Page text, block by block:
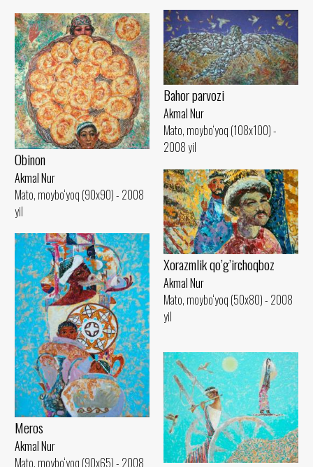
Bahor parvozi
Akmal Nur
Mato, moybo‘yoq (108x100) -
2008 yil
Obinon
Akmal Nur
Mato, moybo‘yoq (90x90) - 2008
yil
Xorazmlik qo’g’irchoqboz
Akmal Nur
Mato, moybo‘yoq (50x80) - 2008
yil
Meros
Akmal Nur
Mato, moybo‘yoq (90x65) - 2008